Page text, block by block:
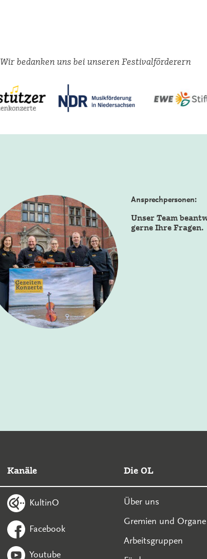
Wir bedanken uns bei unseren Festivalförderern
Ansprechpersonen:
Unser Team
gerne Ihre Fragen.
Kanäle
KultinO
Facebook
Youtube
Die OL
Über uns
Gremien und Organe
Arbeitsgruppen